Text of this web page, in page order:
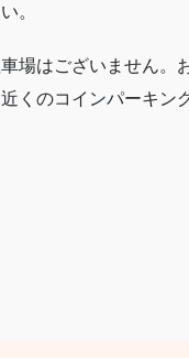
。
場はございません。
くのコインパーキン